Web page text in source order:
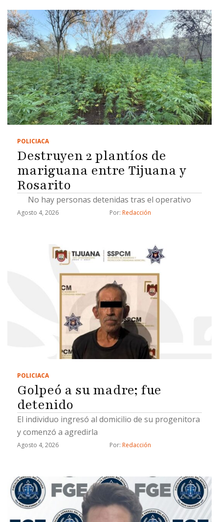
POLICIACA
Destruyen 2 plantíos de
mariguana entre Tijuana y
Rosarito
No hay personas detenidas tras el operativo
Agosto 4, 2026 Por: Redacción
POLICIACA
Golpeó a su madre; fue
detenido
El individuo ingresó al domicilio de su progenitora
y comenzó a agredirla
Agosto 4, 2026 Por: Redacción